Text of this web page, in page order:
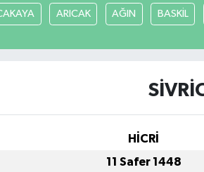
ARICAK AĞIN BASKİL
HİCRİ
11 Safer 1448